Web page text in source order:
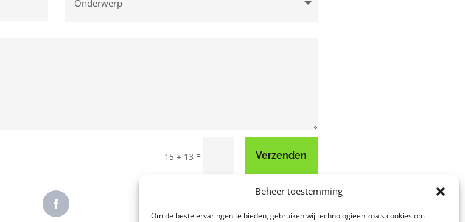
Beheer toestemming
Om de beste ervaringen te bieden, gebruiken wij technologieën zoals cookies om
15 + 13 = Verzenden